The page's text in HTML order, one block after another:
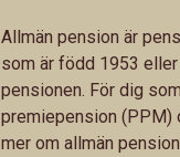
Allmän pension är
som är född 1953 eller
pensionen. För dig
premiepension (PPM)
mer om allmän